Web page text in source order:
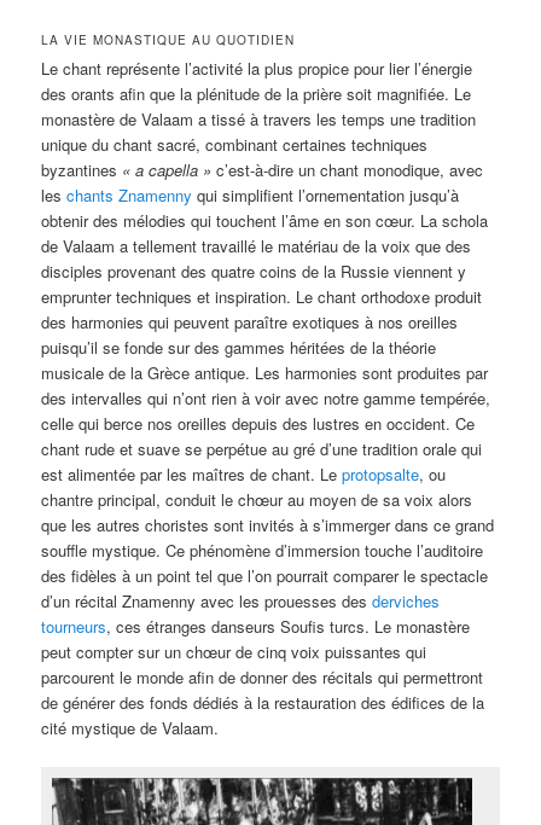
LA VIE MONASTIQUE AU QUOTIDIEN
Le chant représente l’activité la plus propice pour lier l’énergie
des orants afin que la plénitude de la prière soit magnifiée. Le
monastère de Valaam a tissé à travers les temps une tradition
unique du chant sacré, combinant certaines techniques
byzantines « a capella » c’est-à-dire un chant monodique, avec
leschants Znamenny qui simplifient l’ornementation jusqu’à
obtenir des mélodies qui touchent l’âme en son cœur. La schola
de Valaam a tellement travaillé le matériau de la voix que des
disciples provenant des quatre coins de la Russie viennent y
emprunter techniques et inspiration. Le chant orthodoxe produit
des harmonies qui peuvent paraître exotiques à nos oreilles
puisqu’il se fonde sur des gammes héritées de la théorie
musicale de la Grèce antique. Les harmonies sont produites par
des intervalles qui n’ont rien à voir avec notre gamme tempérée,
celle qui berce nos oreilles depuis des lustres en occident. Ce
chant rude et suave se perpétue au gré d’une tradition orale qui
est alimentée par les maîtres de chant. Leprotopsalte, ou
chantre principal, conduit le chœur au moyen de sa voix alors
que les autres choristes sont invités à s’immerger dans ce grand
souffle mystique. Ce phénomène d’immersion touche l’auditoire
des fidèles à un point tel que l’on pourrait comparer le spectacle
d’un récital Znamenny avec les prouesses desderviches
tourneurs, ces étranges danseurs Soufis turcs. Le monastère
peut compter sur un chœur de cinq voix puissantes qui
parcourent le monde afin de donner des récitals qui permettront
de générer des fonds dédiés à la restauration des édifices de la
cité mystique de Valaam.